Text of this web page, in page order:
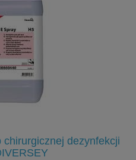
chirurgicznej dezynfekcji